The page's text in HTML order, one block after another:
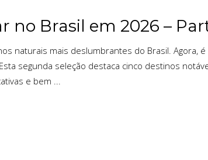
no Brasil em 2026 –
naturais mais deslumbrantes do Brasil. Agora,
segunda seleção destaca cinco destinos
e bem